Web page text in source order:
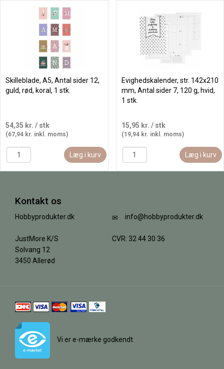
Skilleblade, A5, Antal sider 12,
guld, rød, koral, 1 stk.
54,35 kr. / stk
(67,94 kr. inkl. moms)
Læg i kurv
Evighedskalender, str. 142x210
mm, Antal sider 7, 120 g, hvid,
1 stk.
15,95 kr. / stk
(19,94 kr. inkl. moms)
Læg i kurv
Kontakt os
Hobbyprodukter.dk
JustMore K/S
Solvang 12
3450 Allerød
info@hobbyprodukter.dk
CVR: 32 44 30 36
Vi er e-mærke godkendt